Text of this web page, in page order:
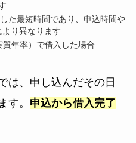
た最短時間であり、申込時間や
り異なります
年率）で借入した場合
は、申し込んだその日
す。 申込から借入完了